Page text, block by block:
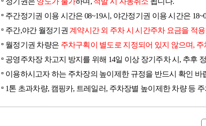
주간정기권 이용 시간은 08~19시, 야간정기권 이용 시간은
주간,야간 월정기권계약시간 외 주차 시 시간주차 요금을 적용
월정기권 차량은 주차구획이 별도로 지정되어 있지 않으며,
공영주차장 차고지 방지를 위해 14일 이상 장기주차 시, 추후
이용하시고자 하는 주차장의 높이제한 규정을 반드시 확인 바
1톤 초과차량, 캠핑카, 트레일러, 주차장별 높이제한 차량 등